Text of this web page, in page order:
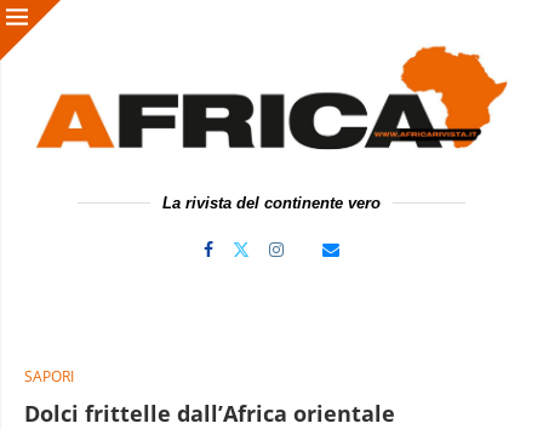
La rivista del continente vero
SAPORI
Dolci frittelle dall’Africa orientale